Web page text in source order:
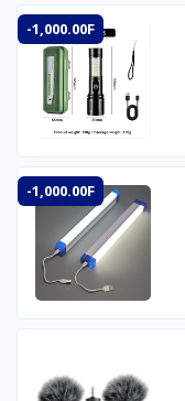
-1,000.00F
-1,000.00F